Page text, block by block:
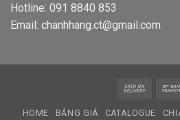
Hotline: 091 8840 853
Email: chanhhang.ct@gmail.com
Cash
HOME BẢNG GIÁ CATALOGUE